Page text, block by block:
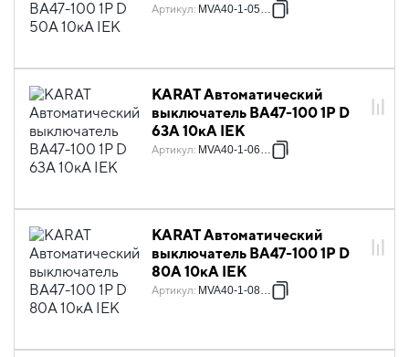
Артикул: MVA40-1-050-D
KARAT Автоматический
выключатель ВА47-100 1P D
63А 10кА IEK
Артикул: MVA40-1-063-D
KARAT Автоматический
выключатель ВА47-100 1P D
80А 10кА IEK
Артикул: MVA40-1-080-D